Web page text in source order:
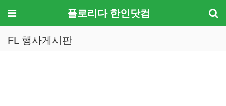
메뉴 플로리다 한인닷컴
FL 행사게시판